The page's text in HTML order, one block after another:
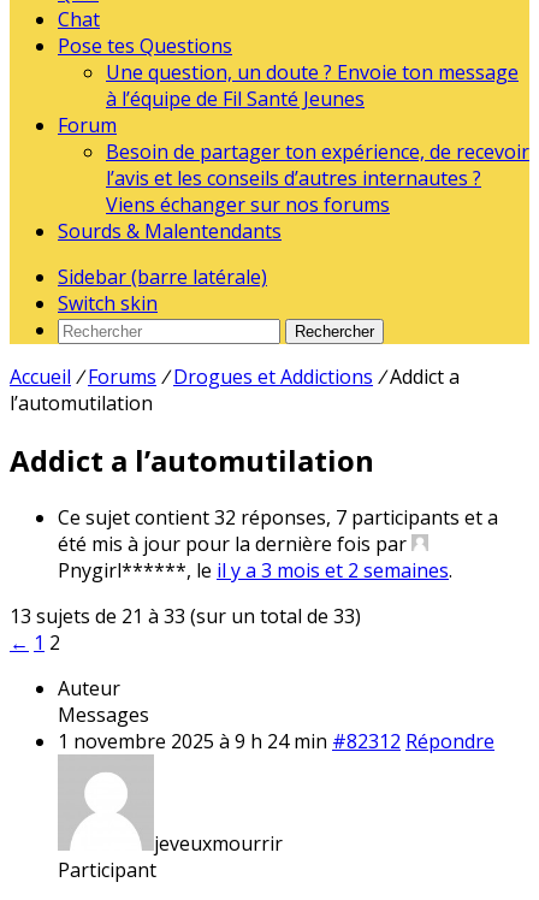
Chat
Pose tes Questions
Une question, un doute ? Envoie ton message
à l’équipe de Fil Santé Jeunes
Forum
Besoin de partager ton expérience, de recevoir
l’avis et les conseils d’autres internautes ?
Viens échanger sur nos forums
Sourds & Malentendants
Sidebar (barre latérale)
Switch skin
Rechercher
Accueil / Forums / Drogues et Addictions /Addict a
l’automutilation
Addict a l’automutilation
Ce sujet contient 32 réponses, 7 participants et a
été mis à jour pour la dernière fois par
Pnygirl******, le il y a 3 mois et 2 semaines.
13 sujets de 21 à 33 (sur un total de 33)
← 1 2
Auteur
Messages
1 novembre 2025 à 9 h 24 min #82312 Répondre
jeveuxmourrir
Participant